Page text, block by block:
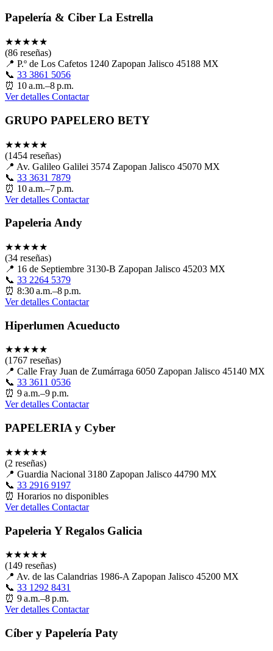
Papelería & Ciber La Estrella
★★★★★
(86 reseñas)
📍 P.º de Los Cafetos 1240 Zapopan Jalisco 45188 MX
📞 33 3861 5056
⏰ 10 a.m.–8 p.m.
Ver detalles Contactar
GRUPO PAPELERO BETY
★★★★★
(1454 reseñas)
📍 Av. Galileo Galilei 3574 Zapopan Jalisco 45070 MX
📞 33 3631 7879
⏰ 10 a.m.–7 p.m.
Ver detalles Contactar
Papeleria Andy
★★★★★
(34 reseñas)
📍 16 de Septiembre 3130-B Zapopan Jalisco 45203 MX
📞 33 2264 5379
⏰ 8:30 a.m.–8 p.m.
Ver detalles Contactar
Hiperlumen Acueducto
★★★★★
(1767 reseñas)
📍 Calle Fray Juan de Zumárraga 6050 Zapopan Jalisco 45140 MX
📞 33 3611 0536
⏰ 9 a.m.–9 p.m.
Ver detalles Contactar
PAPELERIA y Cyber
★★★★★
(2 reseñas)
📍 Guardia Nacional 3180 Zapopan Jalisco 44790 MX
📞 33 2916 9197
⏰ Horarios no disponibles
Ver detalles Contactar
Papeleria Y Regalos Galicia
★★★★★
(149 reseñas)
📍 Av. de las Calandrias 1986-A Zapopan Jalisco 45200 MX
📞 33 1292 8431
⏰ 9 a.m.–8 p.m.
Ver detalles Contactar
Cíber y Papelería Paty